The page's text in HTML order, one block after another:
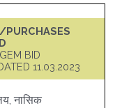
PURCHASES
GEM BID
11.03.2023
नासिक